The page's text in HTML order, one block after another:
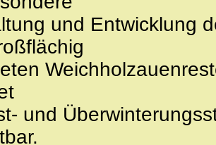
und Entwicklung
und